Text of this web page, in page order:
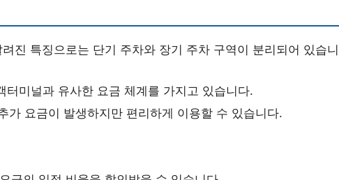
려진 특징으로는 단기 주차와 장기 주차 구역이 분리되어 있습니
터미널과 유사한 요금 체계를 가지고 있습니다.
가 요금이 발생하지만 편리하게 이용할 수 있습니다.